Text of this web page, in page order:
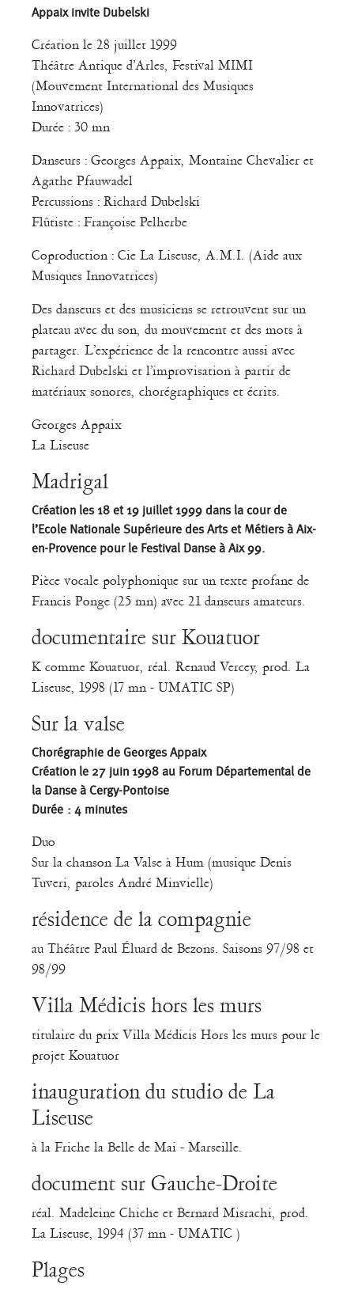
Appaix invite Dubelski
Création le 28 juillet 1999
Théâtre Antique d’Arles, Festival MIMI
(Mouvement International des Musiques
Innovatrices)
Durée : 30 mn
Danseurs : Georges Appaix, Montaine Chevalier et
Agathe Pfauwadel
Percussions : Richard Dubelski
Flûtiste : Françoise Pelherbe
Coproduction : Cie La Liseuse, A.M.I. (Aide aux
Musiques Innovatrices)
Des danseurs et des musiciens se retrouvent sur un
plateau avec du son, du mouvement et des mots à
partager. L’expérience de la rencontre aussi avec
Richard Dubelski et l’improvisation à partir de
matériaux sonores, chorégraphiques et écrits.
Georges Appaix
La Liseuse
Madrigal
Création les 18 et 19 juillet 1999 dans la cour de
l’Ecole Nationale Supérieure des Arts et Métiers à Aix-
en-Provence pour le Festival Danse à Aix 99.
Pièce vocale polyphonique sur un texte profane de
Francis Ponge (25 mn) avec 21 danseurs amateurs.
documentaire sur Kouatuor
K comme Kouatuor, réal. Renaud Vercey, prod. La
Liseuse, 1998 (17 mn - UMATIC SP)
Sur la valse
Chorégraphie de Georges Appaix
Création le 27 juin 1998 au Forum Départemental de
la Danse à Cergy-Pontoise
Durée : 4 minutes
Duo
Sur la chanson La Valse à Hum (musique Denis
Tuveri, paroles André Minvielle)
résidence de la compagnie
au Théâtre Paul Éluard de Bezons. Saisons 97/98 et
98/99
Villa Médicis hors les murs
titulaire du prix Villa Médicis Hors les murs pour le
projet Kouatuor
inauguration du studio de La
Liseuse
à la Friche la Belle de Mai - Marseille.
document sur Gauche-Droite
réal. Madeleine Chiche et Bernard Misrachi, prod.
La Liseuse, 1994 (37 mn - UMATIC )
Plages